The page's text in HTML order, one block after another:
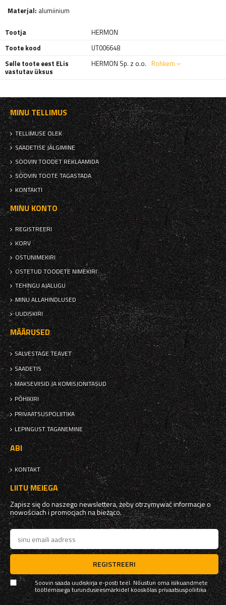
Materjal: alumiinium
Tootja
HERMON
Toote kood
UT006648
Selle toote eest ELis
vastutav üksus
HERMON Sp. z o.o. Rohkem
MINU TELLIMUS
TELLIMUSE OLEK
SAADETISE JÄLGIMINE
SOOVIN TOODET REKLAAMIDA
SOOVIN TOOTE TAGASTADA
KONTAKTI
MINU KONTO
REGISTREERI
KORV
OSTUNIMEKIRI
OSTETUD TOODETE NIMEKIRI
TEHINGU AJALUGU
MINU ALLAHINDLUSED
UUDISKIRI
MÄÄRUSED
SALVESTAGE TEAVET
SAADETIS
MAKSEVIISID JA KOMISJONITASUD
PÕHIKIRI
PRIVAATSUSPOLIITIKA
LEPINGUST TAGANEMINE
ABI
KONTAKT
LIITU MEIEGA
Zapisz się do naszego newslettera, żeby otrzymywać informacje o
nowościach i promocjach na bieżąco.
REGISTREERI
Soovin saada uudiskirja e-posti teel. Nõustun oma isikuandmete
töötlemisega turunduseesmärkidel kooskõlasprivaatsuspoliitika